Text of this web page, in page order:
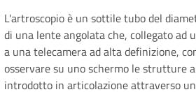
L'artroscopio è un sottile tubo del
di una lente angolata che, collegato ad
a una telecamera ad alta definizione,
osservare su uno schermo le strutture
introdotto in articolazione attraverso